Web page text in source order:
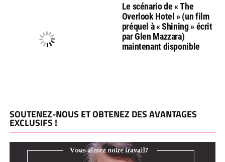
Le scénario de « The
Overlook Hotel » (un film
préquel à « Shining » écrit
par Glen Mazzara)
maintenant disponible
SOUTENEZ-NOUS ET OBTENEZ DES AVANTAGES
EXCLUSIFS !